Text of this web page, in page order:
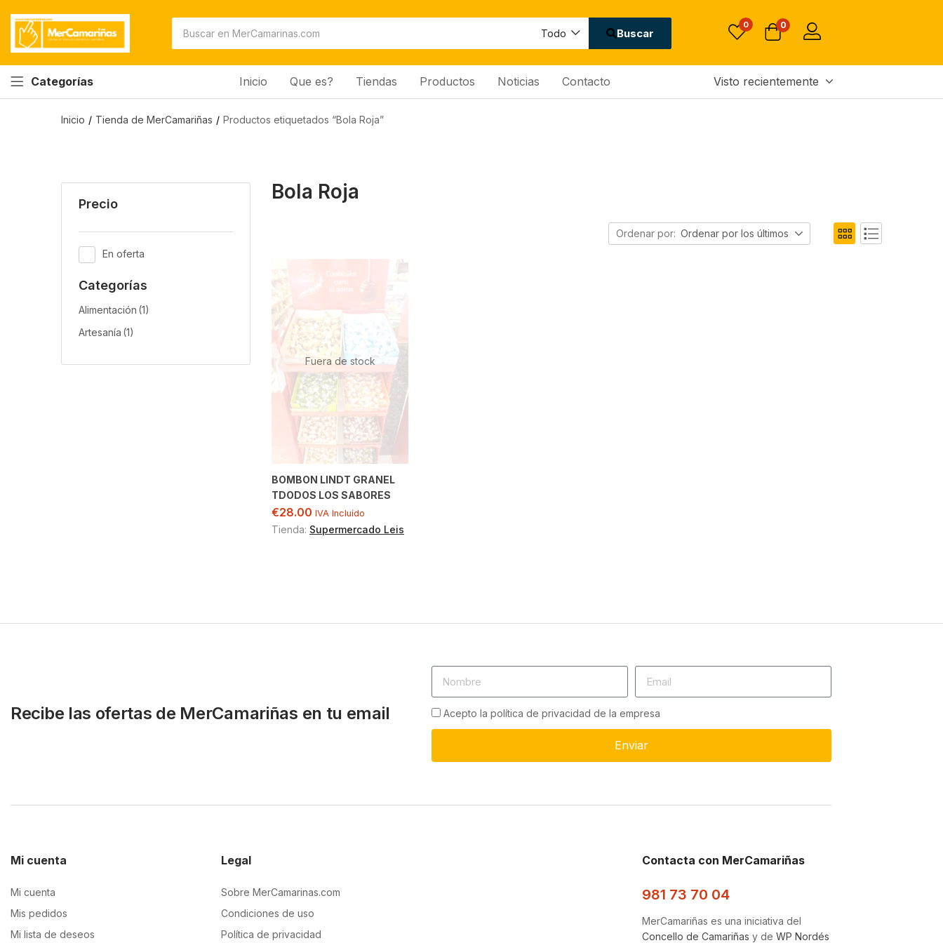
Todo Buscar
0 0
Categorías Inicio Que es? Tiendas Productos Noticias Contacto Visto recientemente
Inicio Tienda de MerCamariñas Productos etiquetados “Bola Roja”
Precio
En oferta
Categorías
Alimentación (1)
Artesanía (1)
Bola Roja
Ordenar por: Ordenar por los últimos
Fuera de stock
BOMBON LINDT GRANEL
TDODOS LOS SABORES
€28.00 IVA Incluído
Tienda: Supermercado Leis
Recibe las ofertas de MerCamariñas en tu email Acepto la política de privacidad de la empresa
Enviar
Mi cuenta
Mi cuenta
Mis pedidos
Mi lista de deseos
Legal
Sobre MerCamarinas.com
Condiciones de uso
Política de privacidad
Contacta con MerCamariñas
981 73 70 04
MerCamariñas es una iniciativa del
Concello de Camariñas y de WP Nordés